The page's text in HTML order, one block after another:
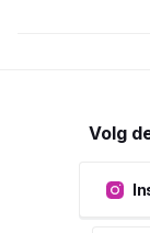
Volg